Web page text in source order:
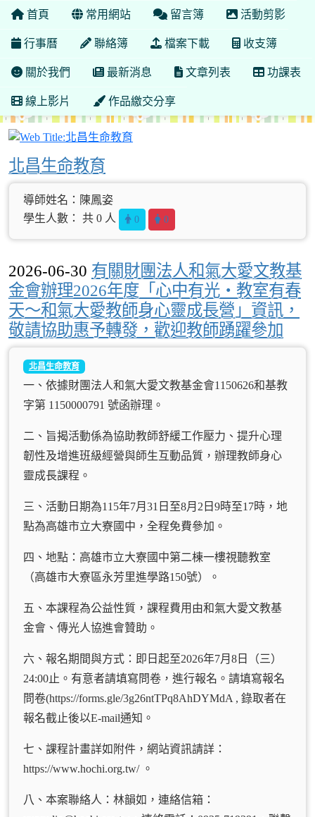
首頁 常用網站 留言簿 活動剪影
行事曆 聯絡簿 檔案下載 收支簿
關於我們 最新消息 文章列表 功課表
線上影片 作品繳交分享
北昌生命教育
導師姓名：陳鳳姿
學生人數： 共 0 人
0 0
2026-06-30 有關財團法人和氣大愛文教基
金會辦理2026年度「心中有光・教室有春
天～和氣大愛教師身心靈成長營」資訊，
敬請協助惠予轉發，歡迎教師踴躍參加
北昌生命教育
一、依據財團法人和氣大愛文教基金會1150626和基教
字第 1150000791 號函辦理。
二、旨揭活動係為協助教師舒緩工作壓力、提升心理
韌性及增進班級經營與師生互動品質，辦理教師身心
靈成長課程。
三、活動日期為115年7月31日至8月2日9時至17時，地
點為高雄市立大寮國中，全程免費參加。
四、地點：高雄市立大寮國中第二棟一樓視聽教室
（高雄市大寮區永芳里進學路150號）。
五、本課程為公益性質，課程費用由和氣大愛文教基
金會、傳光人協進會贊助。
六、報名期間與方式：即日起至2026年7月8日（三）
24:00止。有意者請填寫問卷，進行報名。請填寫報名
問卷(https://forms.gle/3g26ntTPq8AhDYMdA , 錄取者在
報名截止後以E-mail通知。
七、課程計畫詳如附件，網站資訊請詳：
https://www.hochi.org.tw/ 。
八、本案聯絡人：林韻如，連絡信箱：